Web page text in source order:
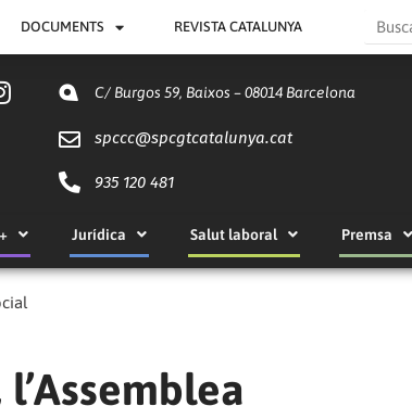
DOCUMENTS REVISTA CATALUNYA Search
C/ Burgos 59, Baixos – 08014 Barcelona
spccc@spcgtcatalunya.cat
935 120 481
Jurídica Salut laboral Premsa